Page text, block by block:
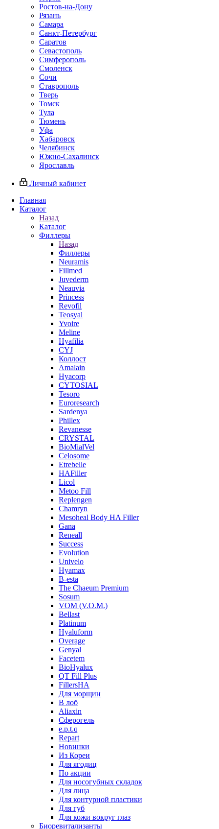
Ростов-на-Дону
Рязань
Самара
Санкт-Петербург
Саратов
Севастополь
Симферополь
Смоленск
Сочи
Ставрополь
Тверь
Томск
Тула
Тюмень
Уфа
Хабаровск
Челябинск
Южно-Сахалинск
Ярославль
Личный кабинет
Главная
Каталог
Назад
Каталог
Филлеры
Назад
Филлеры
Neuramis
Fillmed
Juvederm
Neauvia
Princess
Revofil
Teosyal
Yvoire
Meline
Hyafilia
CYJ
Коллост
Amalain
Hyacorp
CYTOSIAL
Tesoro
Euroresearch
Sardenya
Phillex
Revanesse
CRYSTAL
BioMialVel
Celosome
Etrebelle
HAFiller
Licol
Metoo Fill
Replengen
Chamryn
Mesoheal Body HA Filler
Gana
Reneall
Success
Evolution
Univelo
Hyamax
B-esta
The Chaeum Premium
Sosum
VOM (V.O.M.)
Bellast
Platinum
Hyaluform
Overage
Genyal
Facetem
BioHyalux
QT Fill Plus
FillersHA
Для морщин
В лоб
Aliaxin
Сферогель
e.p.t.q
Repart
Новинки
Из Кореи
Для ягодиц
По акции
Для носогубных складок
Для лица
Для контурной пластики
Для губ
Для кожи вокруг глаз
Биоревитализанты